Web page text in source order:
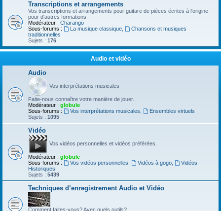
Transcriptions et arrangements
Vos transcriptions et arrangements pour guitare de pièces écrites à l'origine
pour d'autres formations
Modérateur : Charango
Sous-forums :
La musique classique,
Chansons et musiques
traditionnelles
Sujets : 176
Audio et vidéo
Audio
Vos interprétations musicales
Faite-nous connaître votre manière de jouer.
Modérateur : globule
Sous-forums :
Vos interprétations musicales
Ensembles virtuels
Sujets : 1095
Vidéo
Vos vidéos personnelles et vidéos préférées.
Modérateur : globule
Sous-forums :
Vos vidéos personnelles Vidéos à gogo,
Vidéos
Historiques
Sujets : 5439
Techniques d’enregistrement Audio et Vidéo
Comment faites-vous? Avec quels outils?